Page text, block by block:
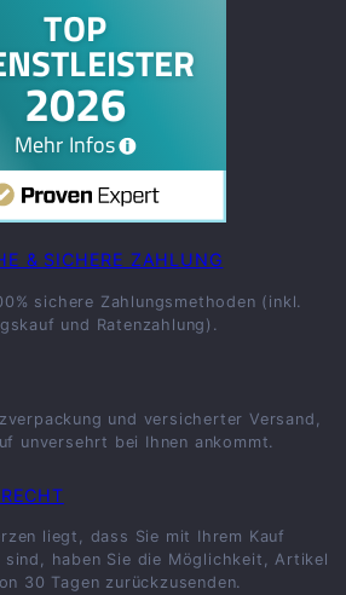
& SICHERE ZAHLUNG
sichere Zahlungsmethoden (inkl.
und Ratenzahlung).
und versicherter Versand,
unversehrt bei Ihnen ankommt.
liegt, dass Sie mit Ihrem Kauf
sind, haben Sie die Möglichkeit, Artikel
30 Tagen zurückzusenden.